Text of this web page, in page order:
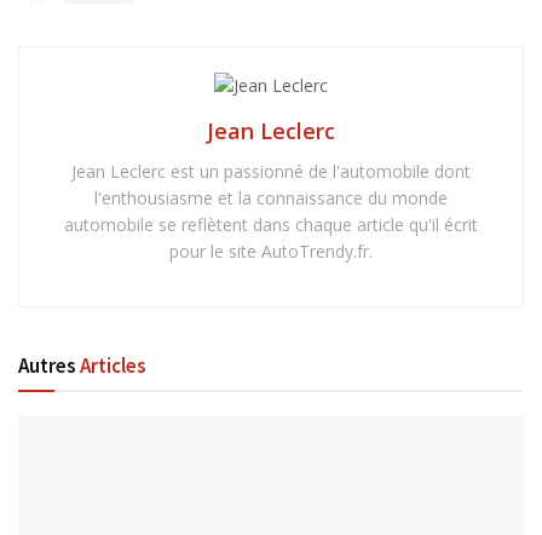
Jean Leclerc
Jean Leclerc est un passionné de l'automobile dont
l'enthousiasme et la connaissance du monde
automobile se reflètent dans chaque article qu'il écrit
pour le site AutoTrendy.fr.
AutresArticles